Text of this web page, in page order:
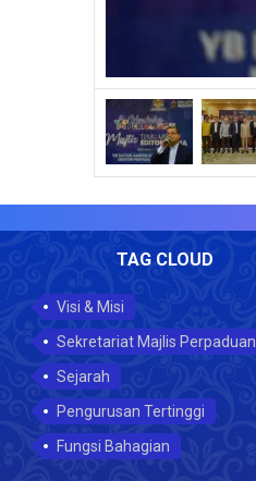
TAG CLOUD
Visi & Misi
Sekretariat Majlis Perpaduan
Sejarah
Pengurusan Tertinggi
Fungsi Bahagian